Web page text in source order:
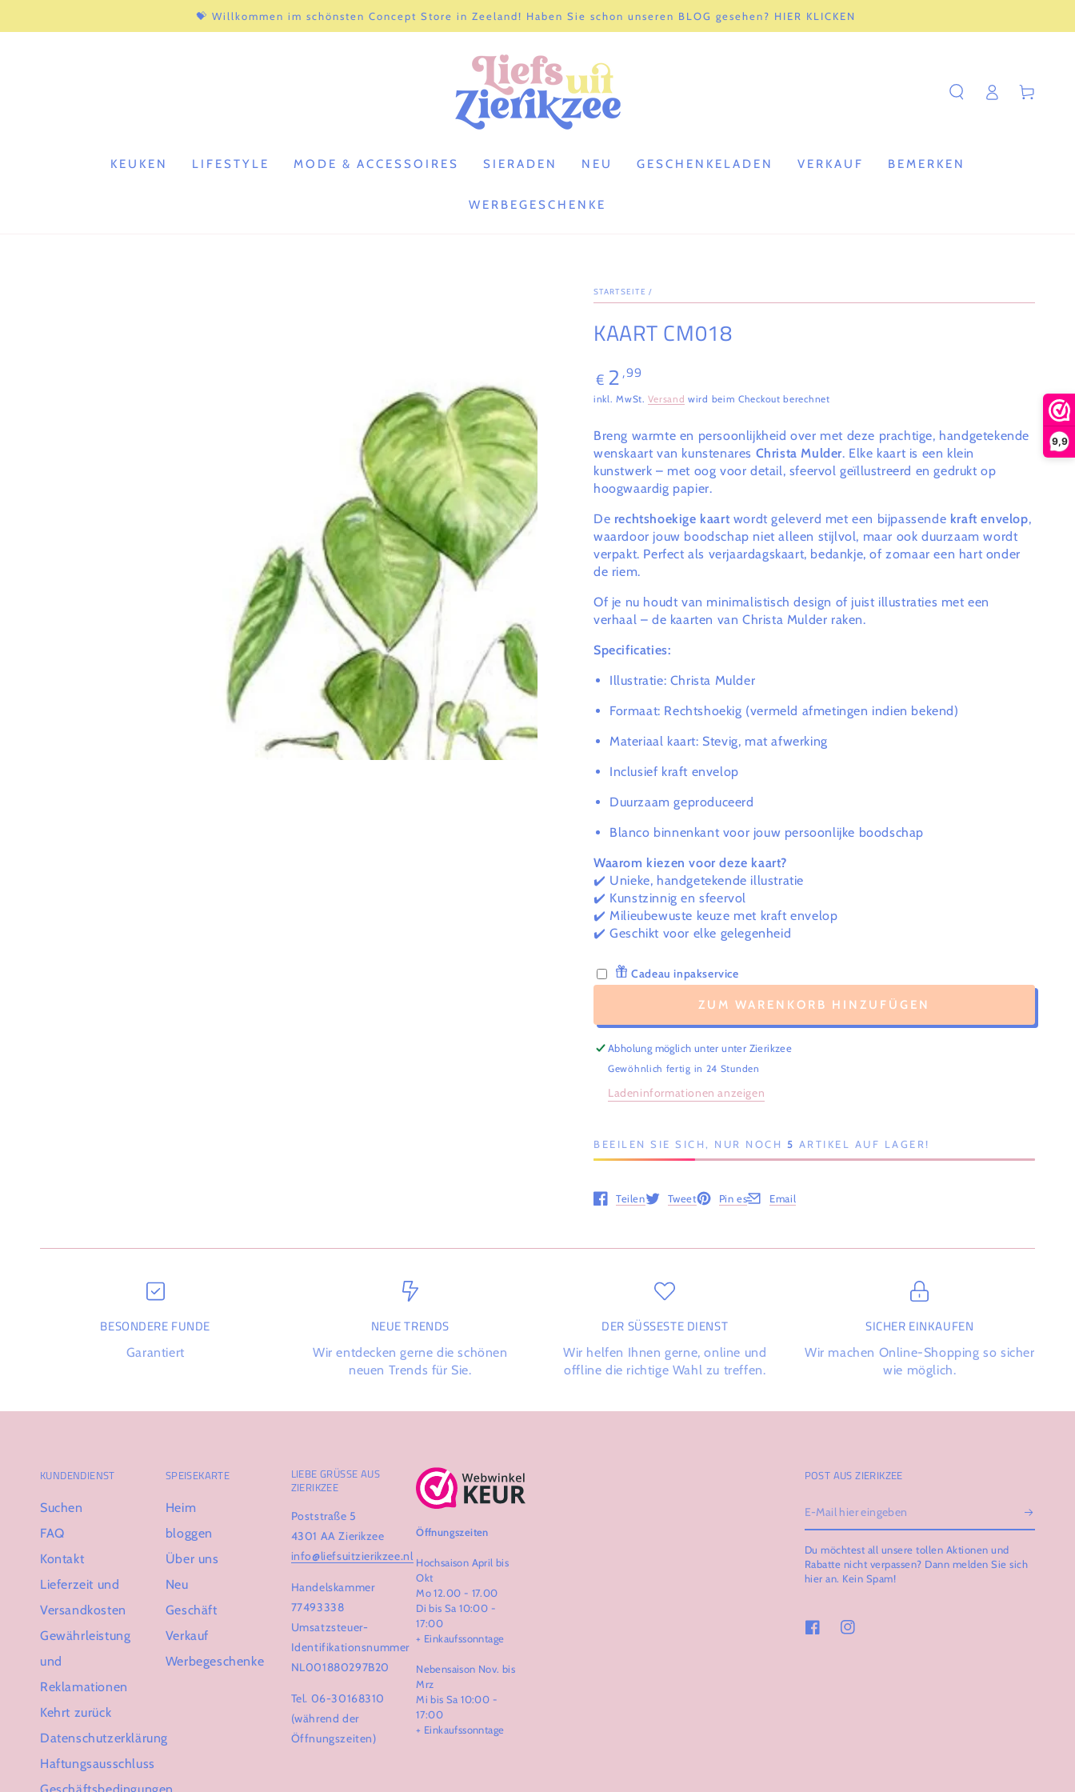
9,9
💝 Willkommen im schönsten Concept Store in Zeeland! Haben Sie schon unseren BLOG gesehen? HIER KLICKEN
KEUKEN LIFESTYLE MODE & ACCESSOIRES SIERADEN NEU GESCHENKELADEN VERKAUF BEMERKEN
WERBEGESCHENKE
EinloggenWarenkorb
STARTSEITE /
KAART CM018
Regulärer
Preis
€ 2,99
inkl. MwSt.Versand wird beim Checkout berechnet
Breng warmte en persoonlijkheid over met deze prachtige, handgetekende
wenskaart van kunstenares Christa Mulder. Elke kaart is een klein
kunstwerk – met oog voor detail, sfeervol geïllustreerd en gedrukt op
hoogwaardig papier.
De rechtshoekige kaart wordt geleverd met een bijpassende kraft envelop,
waardoor jouw boodschap niet alleen stijlvol, maar ook duurzaam wordt
verpakt. Perfect als verjaardagskaart, bedankje, of zomaar een hart onder
de riem.
Of je nu houdt van minimalistisch design of juist illustraties met een
verhaal – de kaarten van Christa Mulder raken.
Specificaties:
Illustratie: Christa Mulder
Formaat: Rechtshoekig (vermeld afmetingen indien bekend)
Materiaal kaart: Stevig, mat afwerking
Inclusief kraft envelop
Duurzaam geproduceerd
Blanco binnenkant voor jouw persoonlijke boodschap
Waarom kiezen voor deze kaart?
✔️ Unieke, handgetekende illustratie
✔️ Kunstzinnig en sfeervol
✔️ Milieubewuste keuze met kraft envelop
✔️ Geschikt voor elke gelegenheid
Cadeau inpakservice
ZUM WARENKORB HINZUFÜGEN
Abholung möglich unter unter Zierikzee
Gewöhnlich fertig in 24 Stunden
Ladeninformationen anzeigen
BEEILEN SIE SICH, NUR NOCH 5 ARTIKEL AUF LAGER!
Teilen
Öffnet in einem neuen Fenster.
Tweet
Öffnet in einem neuen Fenster.
Pin es
Öffnet in einem neuen Fenster.
Email
Öffnet in einem neuen Fenster.
BESONDERE FUNDE
Garantiert
NEUE TRENDS
Wir entdecken gerne die schönen
neuen Trends für Sie.
DER SÜSSESTE DIENST
Wir helfen Ihnen gerne, online und
offline die richtige Wahl zu treffen.
SICHER EINKAUFEN
Wir machen Online-Shopping so sicher
wie möglich.
KUNDENDIENST
Suchen
FAQ
Kontakt
Lieferzeit und
Versandkosten
Gewährleistung
und
Reklamationen
Kehrt zurück
Datenschutzerklärung
Haftungsausschluss
SPEISEKARTE
Heim
bloggen
Über uns
Neu
Geschäft
Verkauf
Werbegeschenke
LIEBE GRÜSSE AUS Z
IERIKZEE
Poststraße 5
4301 AA Zierikzee
info@liefsuitzierikzee.nl
Handelskammer
77493338
Umsatzsteuer-
Identifikationsnummer
NL001880297B20
Tel. 06-30168310
(während der
Öffnungszeiten)
Öffnungszeiten
Hochsaison April bis
Okt
Mo 12.00 - 17.00
Di bis Sa 10:00 -
17:00
+ Einkaufssonntage
Nebensaison Nov. bis
Mrz
Mi bis Sa 10:00 -
17:00
+ Einkaufssonntage
POST AUS ZIERIKZEE
E-
Mail
hier
eingeben
Du möchtest all unsere tollen Aktionen und
Rabatte nicht verpassen? Dann melden Sie sich
hier an. Kein Spam!
FacebookInstagram